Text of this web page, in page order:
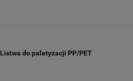
Listwa do paletyzacji PP/PET